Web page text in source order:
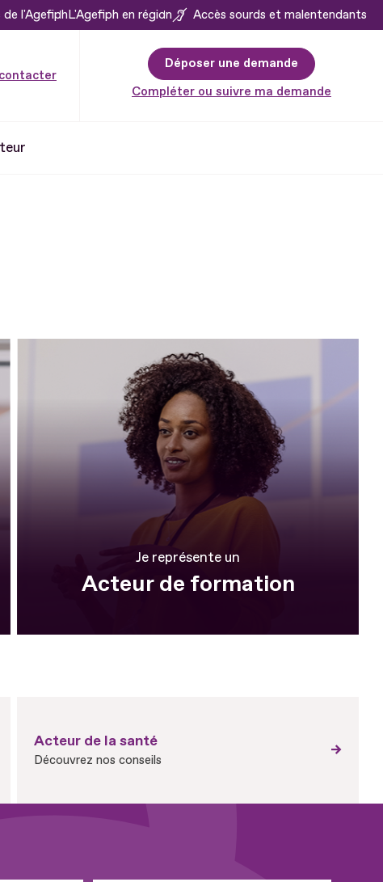
de l'AgefiphL'Agefiph en région Accès sourds et malentendants
Déposer une demande
Compléter ou suivre ma demande
Je représente un
Acteur de formation
Acteur de la santé
Découvrez nos conseils